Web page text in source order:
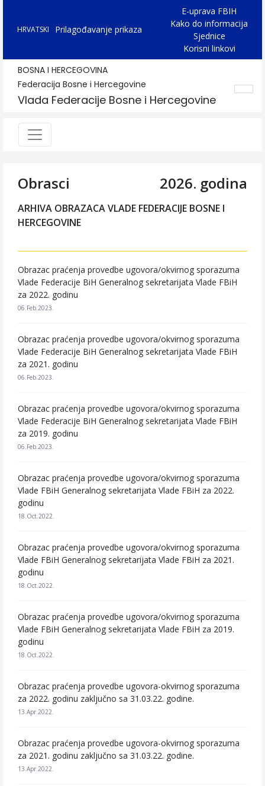
HRVATSKI Prilagođavanje prikaza
E-uprava FBIH
Kako do informacija
Sjednice
Korisni linkovi
BOSNA I HERCEGOVINA
Federacija Bosne i Hercegovine
Vlada Federacije Bosne i Hercegovine
Obrasci 2026. godina
ARHIVA OBRAZACA VLADE FEDERACIJE BOSNE I
HERCEGOVINE
Obrazac praćenja provedbe ugovora/okvirnog sporazuma
Vlade Federacije BiH Generalnog sekretarijata Vlade FBiH
za 2022. godinu
06.Feb.2023.
Obrazac praćenja provedbe ugovora/okvirnog sporazuma
Vlade Federacije BiH Generalnog sekretarijata Vlade FBiH
za 2021. godinu
06.Feb.2023.
Obrazac praćenja provedbe ugovora/okvirnog sporazuma
Vlade Federacije BiH Generalnog sekretarijata Vlade FBiH
za 2019. godinu
06.Feb.2023.
Obrazac praćenja provedbe ugovora/okvirnog sporazuma
Vlade FBiH Generalnog sekretarijata Vlade FBiH za 2022.
godinu
18.Oct.2022.
Obrazac praćenja provedbe ugovora/okvirnog sporazuma
Vlade FBiH Generalnog sekretarijata Vlade FBiH za 2021.
godinu
18.Oct.2022.
Obrazac praćenja provedbe ugovora/okvirnog sporazuma
Vlade FBiH Generalnog sekretarijata Vlade FBiH za 2019.
godinu
18.Oct.2022.
Obrazac praćenja provedbe ugovora-okvirnog sporazuma
za 2022. godinu zaključno sa 31.03.22. godine.
13.Apr.2022.
Obrazac praćenja provedbe ugovora-okvirnog sporazuma
za 2021. godinu zaključno sa 31.03.22. godine.
13.Apr.2022.